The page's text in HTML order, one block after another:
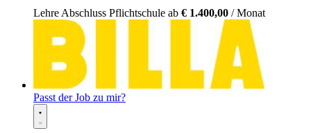
Lehre Abschluss Pflichtschule ab € 1.400,00 / Monat
Passt der Job zu mir?